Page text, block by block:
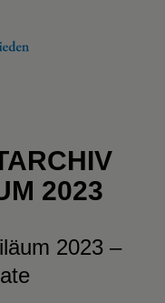
2023
2023 –